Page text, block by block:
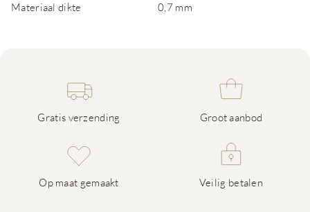
Materiaal dikte
0,7 mm
Gratis verzending Groot aanbod
Op maat gemaakt Veilig betalen